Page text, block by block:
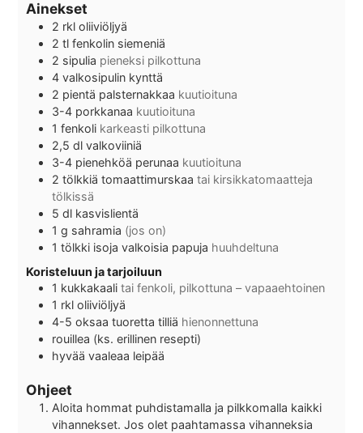
Ainekset
2 rkl oliiviöljyä
2 tl fenkolin siemeniä
2 sipulia pieneksi pilkottuna
4 valkosipulin kynttä
2 pientä palsternakkaa kuutioituna
3-4 porkkanaa kuutioituna
1 fenkoli karkeasti pilkottuna
2,5 dl valkoviiniä
3-4 pienehköä perunaa kuutioituna
2 tölkkiä tomaattimurskaa tai kirsikkatomaatteja
tölkissä
5 dl kasvislientä
1 g sahramia (jos on)
1 tölkki isoja valkoisia papuja huuhdeltuna
Koristeluun ja tarjoiluun
1 kukkakaali tai fenkoli, pilkottuna – vapaaehtoinen
1 rkl oliiviöljyä
4-5oksaa tuoretta tilliä hienonnettuna
rouillea (ks. erillinen resepti)
hyvää vaaleaa leipää
Ohjeet
Aloita hommat puhdistamalla ja pilkkomalla kaikki
vihannekset. Jos olet paahtamassa vihanneksia